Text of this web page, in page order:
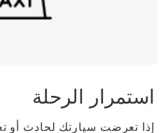
استمرار الرحلة
إذا تعرضت سيارتك لحادث أو